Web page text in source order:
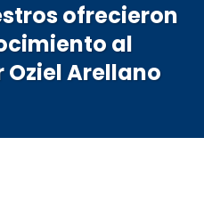
ofrecieron
al
Arellano